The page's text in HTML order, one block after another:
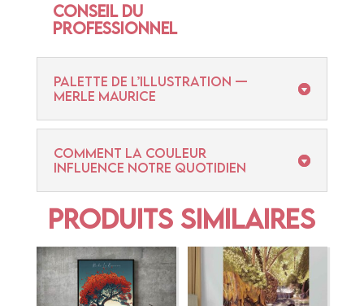
Conseil du
professionnel
Palette de l’illustration —
Merle Maurice
Comment la couleur
influence notre quotidien
Produits similaires